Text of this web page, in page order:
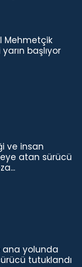
Mehmetçik
başlıyor
ve insan
atan sürücü
ana yolunda
tutuklandı